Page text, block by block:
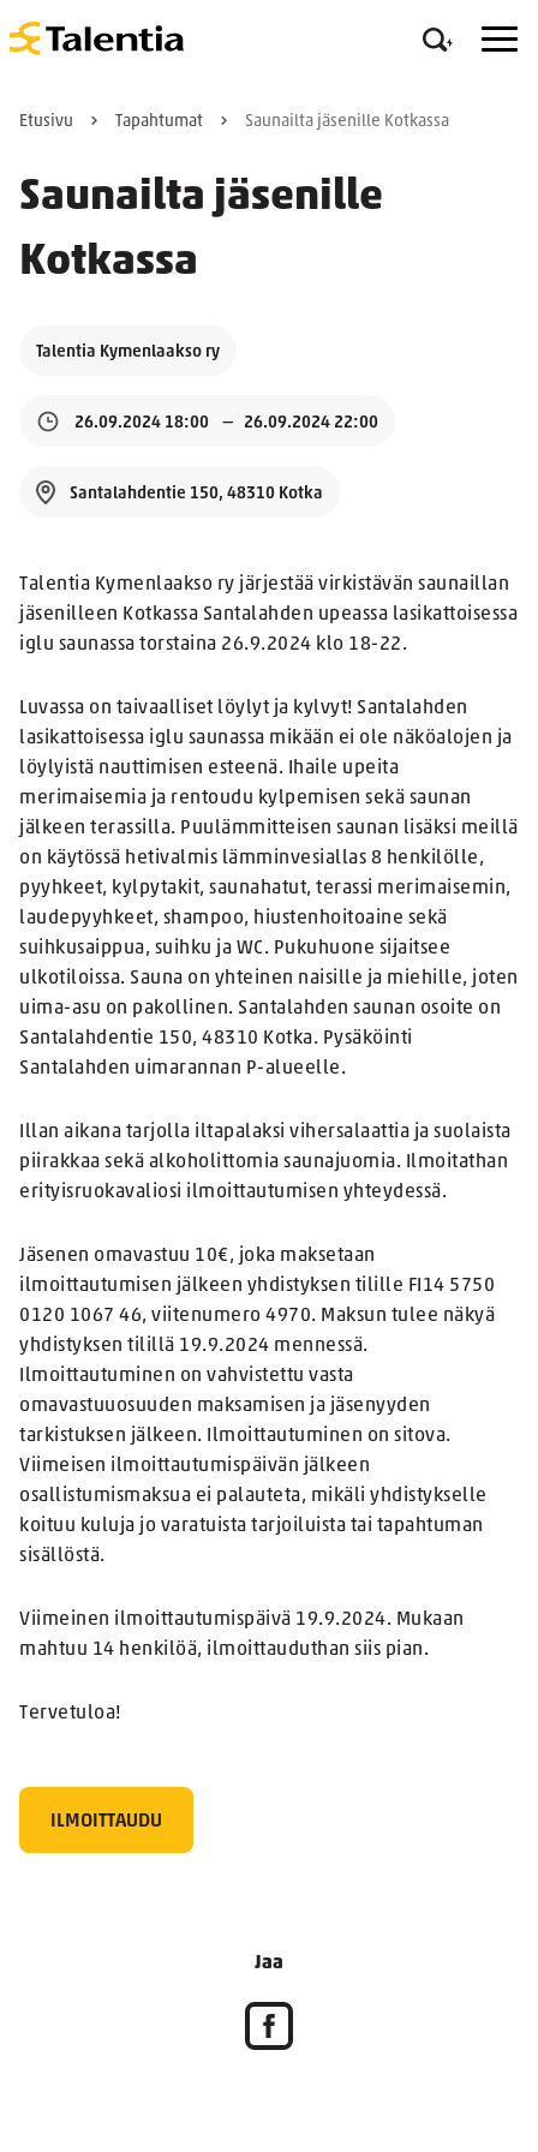
Etusivu Tapahtumat Saunailta jäsenille Kotkassa
Saunailta jäsenille
Kotkassa
Talentia Kymenlaakso ry
26.09.2024 18:00 26.09.2024 22:00
Santalahdentie 150, 48310 Kotka
Talentia Kymenlaakso ry järjestää virkistävän saunaillan
jäsenilleen Kotkassa Santalahden upeassa lasikattoisessa
iglu saunassa torstaina 26.9.2024 klo 18-22.
Luvassa on taivaalliset löylyt ja kylvyt! Santalahden
lasikattoisessa iglu saunassa mikään ei ole näköalojen ja
löylyistä nauttimisen esteenä. Ihaile upeita
merimaisemia ja rentoudu kylpemisen sekä saunan
jälkeen terassilla. Puulämmitteisen saunan lisäksi meillä
on käytössä hetivalmis lämminvesiallas 8 henkilölle,
pyyhkeet, kylpytakit, saunahatut, terassi merimaisemin,
laudepyyhkeet, shampoo, hiustenhoitoaine sekä
suihkusaippua, suihku ja WC. Pukuhuone sijaitsee
ulkotiloissa. Sauna on yhteinen naisille ja miehille, joten
uima-asu on pakollinen. Santalahden saunan osoite on
Santalahdentie 150, 48310 Kotka. Pysäköinti
Santalahden uimarannan P-alueelle.
Illan aikana tarjolla iltapalaksi vihersalaattia ja suolaista
piirakkaa sekä alkoholittomia saunajuomia. Ilmoitathan
erityisruokavaliosi ilmoittautumisen yhteydessä.
Jäsenen omavastuu 10€, joka maksetaan
ilmoittautumisen jälkeen yhdistyksen tilille FI14 5750
0120 1067 46, viitenumero 4970. Maksun tulee näkyä
yhdistyksen tilillä 19.9.2024 mennessä.
Ilmoittautuminen on vahvistettu vasta
omavastuuosuuden maksamisen ja jäsenyyden
tarkistuksen jälkeen. Ilmoittautuminen on sitova.
Viimeisen ilmoittautumispäivän jälkeen
osallistumismaksua ei palauteta, mikäli yhdistykselle
koituu kuluja jo varatuista tarjoiluista tai tapahtuman
sisällöstä.
Viimeinen ilmoittautumispäivä 19.9.2024. Mukaan
mahtuu 14 henkilöä, ilmoittauduthan siis pian.
Tervetuloa!
ILMOITTAUDU
Jaa